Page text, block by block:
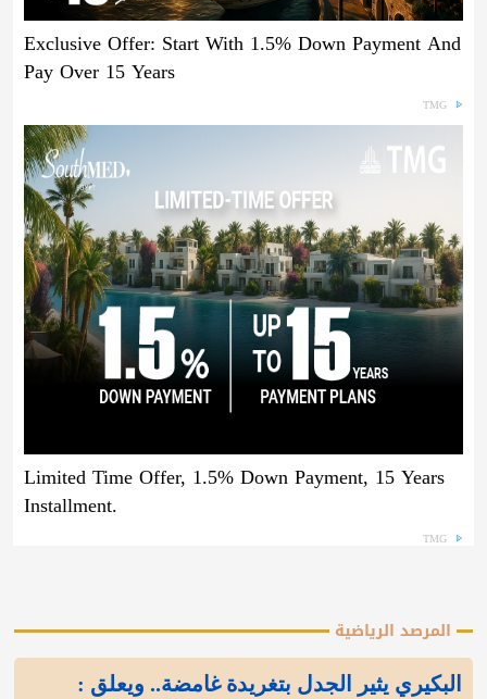
Exclusive Offer: Start With 1.5% Down Payment And
Pay Over 15 Years
TMG
Limited Time Offer, 1.5% Down Payment, 15 Years
Installment.
TMG
المرصد الرياضية
البكيري يثير الجدل بتغريدة غامضة.. ويعلق :